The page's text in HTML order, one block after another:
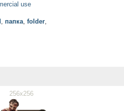
use
, папка, folder,
256x256